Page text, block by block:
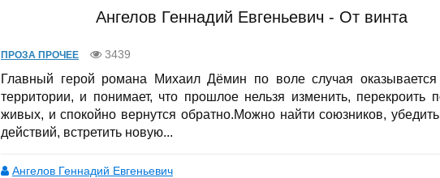
Ангелов Геннадий Евгеньевич - От винта
ПРОЗА ПРОЧЕЕ 3439
Главный герой романа Михаил Дёмин по воле случая оказывается
территории, и понимает, что прошлое нельзя изменить, перекроить
живых, и спокойно вернутся обратно.Можно найти союзников,
действий, встретить новую...
Ангелов Геннадий Евгеньевич